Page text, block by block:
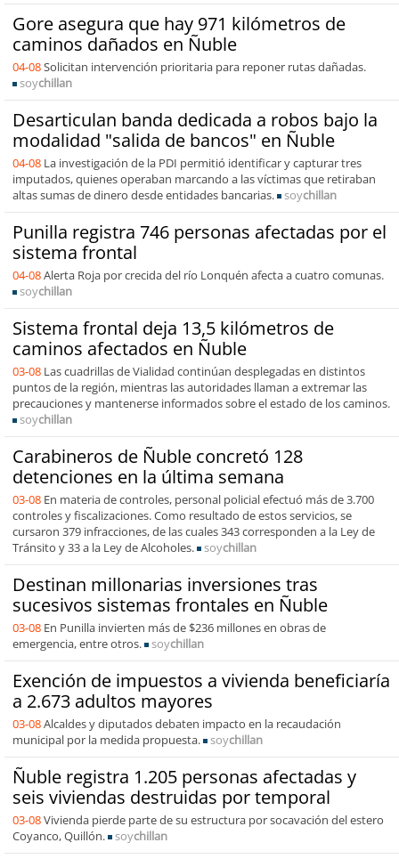
Gore asegura que hay 971 kilómetros de
caminos dañados en Ñuble
04-08Solicitan intervención prioritaria para reponer rutas dañadas.
soychillan
Desarticulan banda dedicada a robos bajo la
modalidad "salida de bancos" en Ñuble
04-08 La investigación de la PDI permitió identificar y capturar tres
imputados, quienes operaban marcando a las víctimas que retiraban
altas sumas de dinero desde entidades bancarias.
soychillan
Punilla registra 746 personas afectadas por el
sistema frontal
04-08Alerta Roja por crecida del río Lonquén afecta a cuatro comunas.
soychillan
Sistema frontal deja 13,5 kilómetros de
caminos afectados en Ñuble
03-08 Las cuadrillas de Vialidad continúan desplegadas en distintos
puntos de la región, mientras las autoridades llaman a extremar las
precauciones y mantenerse informados sobre el estado de los caminos.
soychillan
Carabineros de Ñuble concretó 128
detenciones en la última semana
03-08 En materia de controles, personal policial efectuó más de 3.700
controles y fiscalizaciones. Como resultado de estos servicios, se
cursaron 379 infracciones, de las cuales 343 corresponden a la Ley de
Tránsito y 33 a la Ley de Alcoholes.
soychillan
Destinan millonarias inversiones tras
sucesivos sistemas frontales en Ñuble
03-08 En Punilla invierten más de $236 millones en obras de
emergencia, entre otros.
soychillan
Exención de impuestos a vivienda beneficiaría
a 2.673 adultos mayores
03-08Alcaldes y diputados debaten impacto en la recaudación
municipal por la medida propuesta.
soychillan
Ñuble registra 1.205 personas afectadas y
seis viviendas destruidas por temporal
03-08Vivienda pierde parte de su estructura por socavación del estero
Coyanco, Quillón.
soychillan